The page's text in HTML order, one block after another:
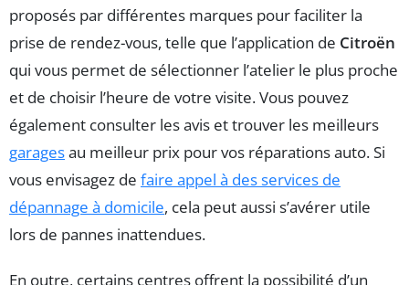
proposés par différentes marques pour faciliter la
prise de rendez-vous, telle que l’application de Citroën
qui vous permet de sélectionner l’atelier le plus proche
et de choisir l’heure de votre visite. Vous pouvez
également consulter les avis et trouver les meilleurs
garagesau meilleur prix pour vos réparations auto. Si
vous envisagez de faire appel à des services de
dépannage à domicile, cela peut aussi s’avérer utile
lors de pannes inattendues.
En outre, certains centres offrent la possibilité d’un